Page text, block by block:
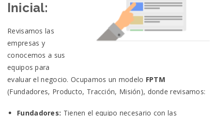
Inicial:
Revisamos las
empresas y
conocemos a sus
equipos para
evaluar el negocio. Ocupamos un modelo FPTM
(Fundadores, Producto, Tracción, Misión), donde revisamos:
Fundadores: Tienen el equipo necesario con las